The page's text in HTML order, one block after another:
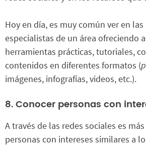
Hoy en día, es muy común ver en las
especialistas de un área ofreciendo
herramientas prácticas, tutoriales,
contenidos en diferentes formatos (
imágenes, infografías, videos, etc.).
8. Conocer personas con
A través de las redes sociales es
personas con intereses similares a